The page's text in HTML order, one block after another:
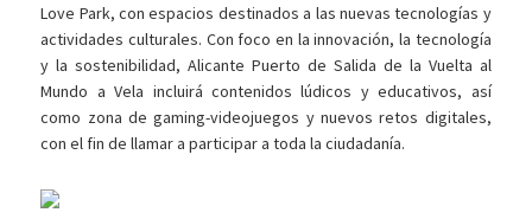
Love Park, con espacios destinados a las nuevas tecnologías y
actividades culturales. Con foco en la innovación, la tecnología
y la sostenibilidad, Alicante Puerto de Salida de la Vuelta al
Mundo a Vela incluirá contenidos lúdicos y educativos, así
como zona de gaming-videojuegos y nuevos retos digitales,
con el fin de llamar a participar a toda la ciudadanía.